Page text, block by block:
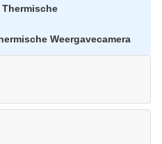
Thermische
Weergavecamera